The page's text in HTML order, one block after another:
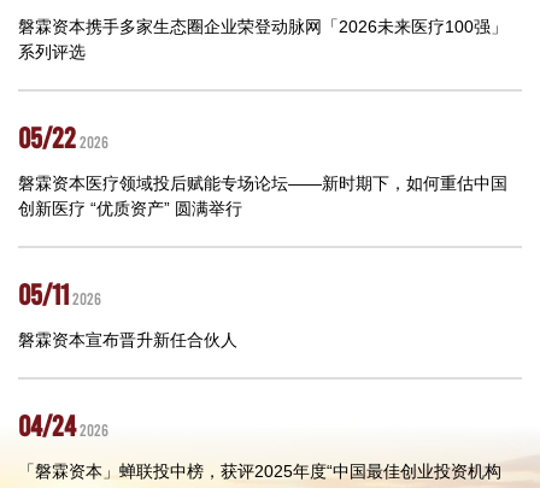
磐霖资本携手多家生态圈企业荣登动脉网「2026未来医疗100强」
系列评选
05/222026
磐霖资本医疗领域投后赋能专场论坛——新时期下，如何重估中国
创新医疗 “优质资产” 圆满举行
05/112026
磐霖资本宣布晋升新任合伙人
04/242026
「磐霖资本」蝉联投中榜，获评2025年度“中国最佳创业投资机构